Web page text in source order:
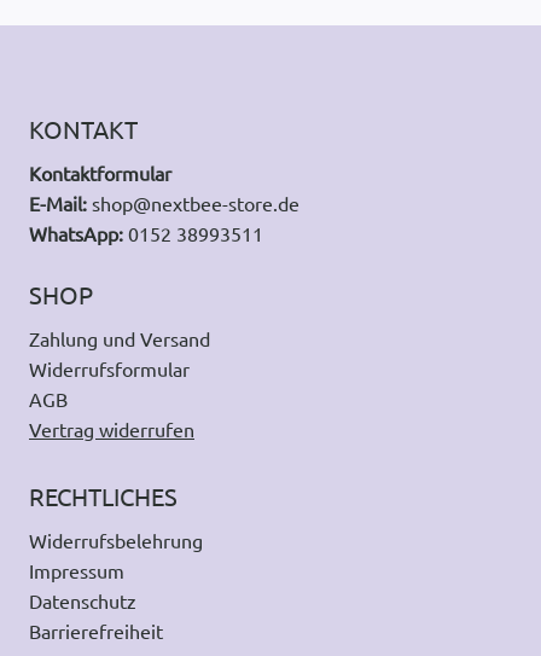
KONTAKT
Kontaktformular
E-Mail: shop@nextbee-store.de
WhatsApp: 0152 38993511
SHOP
Zahlung und Versand
Widerrufsformular
AGB
Vertrag widerrufen
RECHTLICHES
Widerrufsbelehrung
Impressum
Datenschutz
Barrierefreiheit